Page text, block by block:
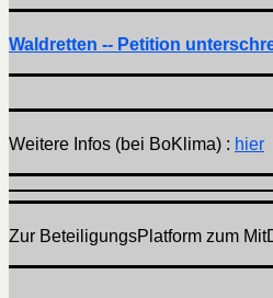
Waldretten -- Petition
Weitere Infos (bei BoKlima) : hier
Zur BeteiligungsPlatform zum